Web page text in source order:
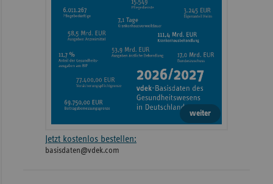
weiter
Jetzt kostenlos bestellen:
basisdaten@vdek.com